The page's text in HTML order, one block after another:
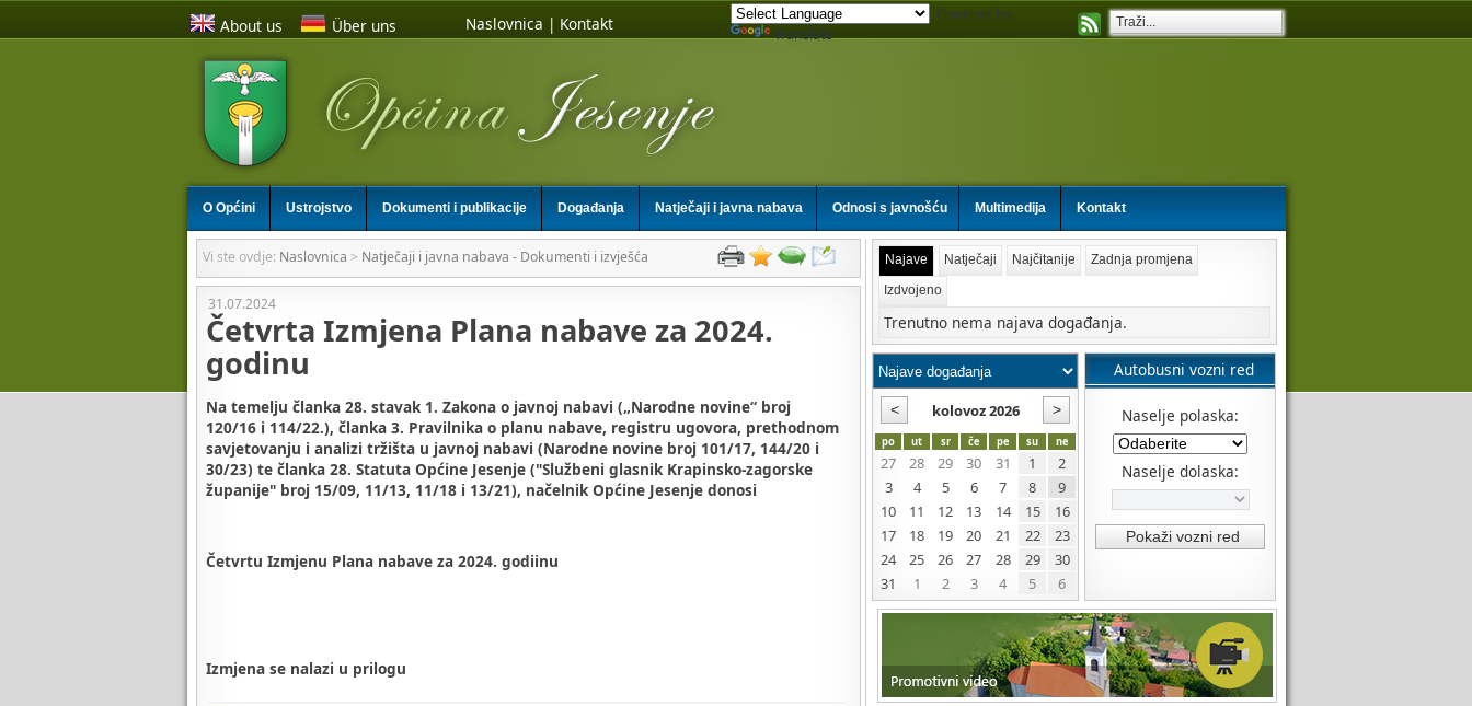
About us Über uns Naslovnica | Kontakt
Powered by
Translate
O Općini Ustrojstvo Dokumenti i publikacije Događanja Natječaji i javna nabava Odnosi s javnošću Multimedija Kontakt
Vi ste ovdje: Naslovnica > Natječaji i javna nabava - Dokumenti i izvješća
31.07.2024
Četvrta Izmjena Plana nabave za 2024.
godinu
Na temelju članka 28. stavak 1. Zakona o javnoj nabavi („Narodne novine“ broj
120/16 i 114/22.), članka 3. Pravilnika o planu nabave, registru ugovora, prethodnom
savjetovanju i analizi tržišta u javnoj nabavi (Narodne novine broj 101/17, 144/20 i
30/23) te članka 28. Statuta Općine Jesenje ("Službeni glasnik Krapinsko-zagorske
županije" broj 15/09, 11/13, 11/18 i 13/21), načelnik Općine Jesenje donosi
Četvrtu Izmjenu Plana nabave za 2024. godiinu
Izmjena se nalazi u prilogu
Najave Natječaji Najčitanije
Zadnja promjena
Izdvojeno
Trenutno nema najava događanja.
kolovoz 2026
po ut sr če pe su ne
27 28 29 30 31 1
2
3
4 5 6 7 8
9
10
11 12 13 14 15
16
17
18 19 20 21 22
23
24
25 26 27 28 29
30
31
1 2 3 4 5 6
Autobusni vozni red
Naselje polaska:
Naselje dolaska: